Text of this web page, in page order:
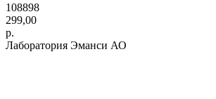
108898
299,00
р.
Лаборатория Эманси АО